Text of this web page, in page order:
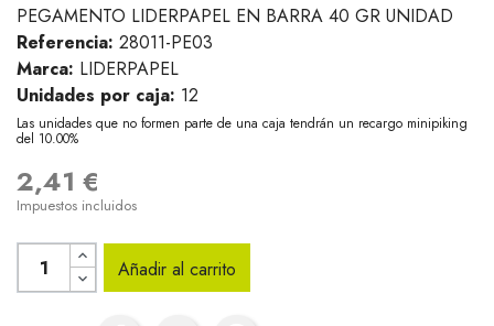
PEGAMENTO LIDERPAPEL EN BARRA 40 GR UNIDAD
Referencia: 28011-PE03
Marca: LIDERPAPEL
Unidades por caja: 12
Las unidades que no formen parte de una caja tendrán un recargo minipiking
del 10.00%
2,41 €
Impuestos incluidos
Añadir al carrito